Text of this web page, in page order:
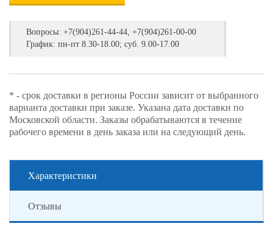
Вопросы: +7(904)261-44-44, +7(904)261-00-00
График: пн-пт 8.30-18.00; суб. 9.00-17.00
* - срок доставки в регионы России зависит от выбранного
варианта доставки при заказе. Указана дата доставки по
Московской области. Заказы обрабатываются в течение
рабочего времени в день заказа или на следующий день.
Характеристики
Отзывы